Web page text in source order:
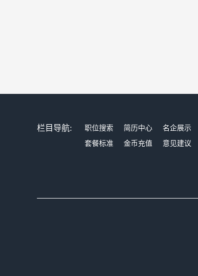
栏目导航: 职位搜索 简历中心 名企展示
套餐标准
金币充值 意见建议